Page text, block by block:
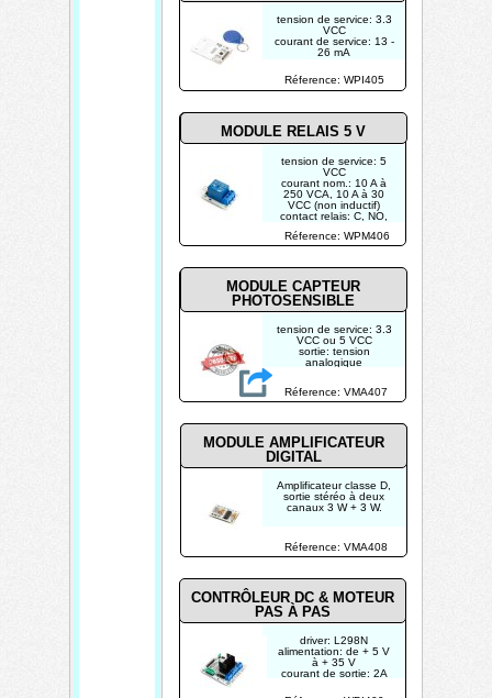
MODULE RELAIS 5 V
MODULE CAPTEUR
PHOTOSENSIBLE
MODULE AMPLIFICATEUR
DIGITAL
CONTRÔLEUR DC & MOTEUR
PAS À PAS
Réference: WPI405
Réference: VMA407
Réference: VMA408
Réference: WPM406
tension de service: 3.3
VCC
courant de service: 13 -
26 mA
courant en mode veille:
courant en crête:
supportées: RFID
tension de service: 5
VCC
courant nom.: 10 A à
250 VCA, 10 A à 30
VCC (non inductif)
contact relais: C, NO,
connexion: GND, +5
VCC, entrée (de 5 à 12
tension de service: 3.3
VCC ou 5 VCC
sortie: tension
analogique
driver: L298N
alimentation: de + 5 V
à + 35 V
courant de sortie: 2A
Amplificateur classe D,
sortie stéréo à deux
canaux 3 W + 3 W.